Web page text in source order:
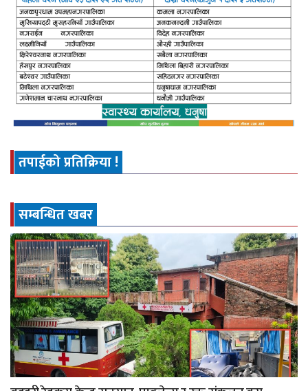
तपाईको प्रतिक्रिया !
सम्बन्धित खबर